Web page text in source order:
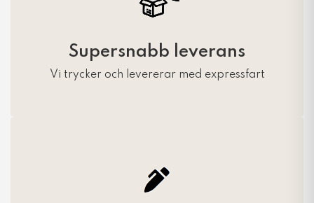
Supersnabb leverans
Vi trycker och levererar med expressfart